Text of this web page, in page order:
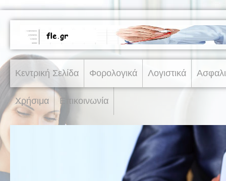
Κεντρική Σελίδα Φορολογικά Λογιστικά
Χρήσιμα Επικοινωνία